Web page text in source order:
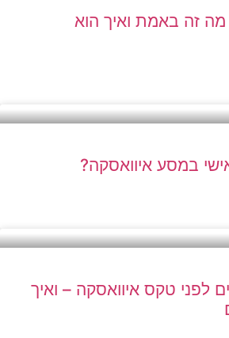
זה באמת ואיך הוא
במסע איוואסקה?
לפני טקס איוואסקה – ואיך